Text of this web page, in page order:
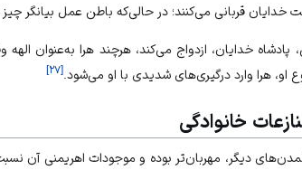
خدایان قربانی می‌کنند؛ در حالی‌که باطن عمل بیانگر
پادشاه خدایان، ازدواج می‌کند، هرچند هرا به‌عنوان
او، هرا وارد درگیری‌های شدیدی با او می‌شود. [۲۷]
خانوادگی
تمدن‌های دیگر، مهربان‌تر بوده و موجودات اهریمنی آن